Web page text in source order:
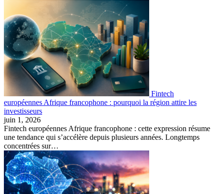
Fintech
européennes Afrique francophone : pourquoi la région attire les
investisseurs
juin 1, 2026
Fintech européennes Afrique francophone : cette expression résume
une tendance qui s’accélère depuis plusieurs années. Longtemps
concentrées sur…